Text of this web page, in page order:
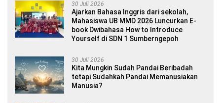
30 Juli 2026
Ajarkan Bahasa Inggris dari sekolah,
Mahasiswa UB MMD 2026 Luncurkan E-
book Dwibahasa How to Introduce
Yourself di SDN 1 Sumberngepoh
30 Juli 2026
Kita Mungkin Sudah Pandai Beribadah
tetapi Sudahkah Pandai Memanusiakan
Manusia?